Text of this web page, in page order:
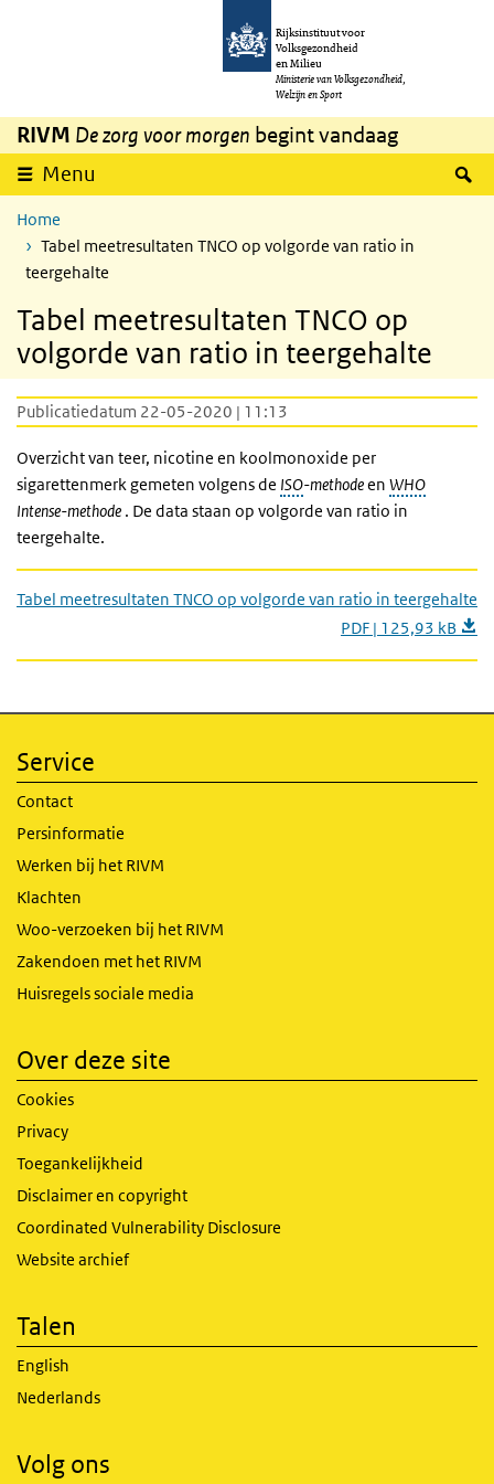
Overslaan en naar de inhoud gaan
Rijksinstituut voor
Volksgezondheid
en Milieu
Ministerie van Volksgezondheid,
Welzijn en Sport
RIVM De zorg voor morgen begint vandaag
Menu
Home
Tabel meetresultaten TNCO op volgorde van ratio in
teergehalte
Tabel meetresultaten TNCO op
volgorde van ratio in teergehalte
Publicatiedatum 22-05-2020 | 11:13
Overzicht van teer, nicotine en koolmonoxide per
sigarettenmerk gemeten volgens de ISO-methodeen WHO
Intense-methode . De data staan op volgorde van ratio in
teergehalte.
Tabel meetresultaten TNCO op volgorde van ratio in teergehalte
PDF | 125,93 kB
Service
Contact
Persinformatie
Werken bij het RIVM
Klachten
Woo-verzoeken bij het RIVM
Zakendoen met het RIVM
Huisregels sociale media
Over deze site
Cookies
Privacy
Toegankelijkheid
Disclaimer en copyright
Coordinated Vulnerability Disclosure
Website archief
Talen
English
Nederlands
Volg ons